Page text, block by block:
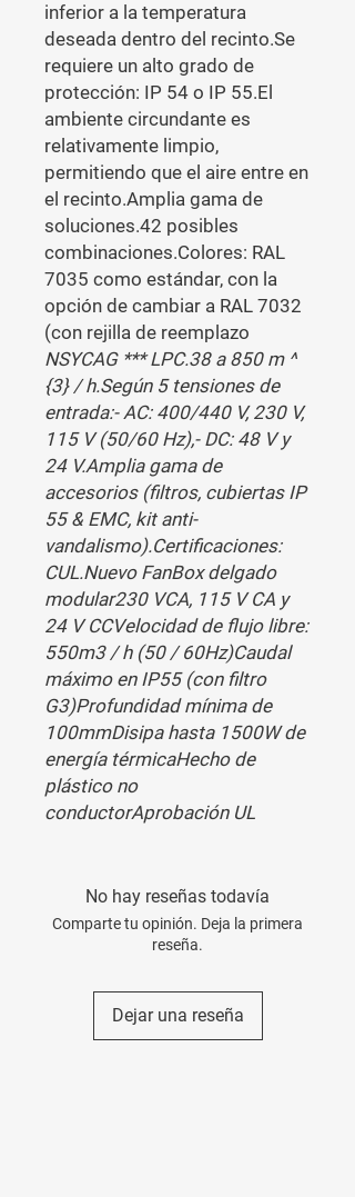
inferior a la temperatura
deseada dentro del recinto.Se
requiere un alto grado de
protección: IP 54 o IP 55.El
ambiente circundante es
relativamente limpio,
permitiendo que el aire entre en
el recinto.Amplia gama de
soluciones.42 posibles
combinaciones.Colores: RAL
7035 como estándar, con la
opción de cambiar a RAL 7032
NSYCAG *** LPC.38 a 850 m ^
{3} / h.Según 5 tensiones de
entrada:- AC: 400/440 V, 230 V,
115 V (50/60 Hz),- DC: 48 V y
24 V.Amplia gama de
accesorios (filtros, cubiertas IP
55 & EMC, kit anti-
vandalismo).Certificaciones:
CUL.Nuevo FanBox delgado
modular230 VCA, 115 V CA y
24 V CCVelocidad de flujo libre:
550m3 / h (50 / 60Hz)Caudal
máximo en IP55 (con filtro
G3)Profundidad mínima de
100mmDisipa hasta 1500W de
energía térmicaHecho de
plástico no
conductorAprobación UL
No hay reseñas todavía
Comparte tu opinión. Deja la primera
reseña.
Dejar una reseña